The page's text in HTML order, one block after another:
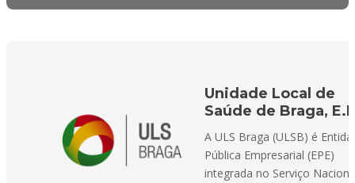
Unidade Local de
Saúde de Braga,
A ULS Braga (ULSB) é
Pública Empresarial (EPE)
integrada no Serviço